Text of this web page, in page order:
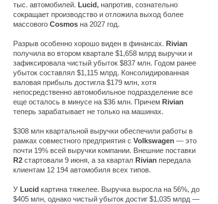
тыс. автомобилей. Lucid, напротив, сознательно
сокращает производство и отложила выход более
массового Cosmos на 2027 год.
Разрыв особенно хорошо виден в финансах. Rivian
получила во втором квартале $1,658 млрд выручки и
зафиксировала чистый убыток $837 млн. Годом ранее
убыток составлял $1,115 млрд. Консолидированная
валовая прибыль достигла $179 млн, хотя
непосредственно автомобильное подразделение все
еще осталось в минусе на $36 млн. Причем Rivian
теперь зарабатывает не только на машинах.
$308 млн квартальной выручки обеспечили работы в
рамках совместного предприятия с Volkswagen — это
почти 19% всей выручки компании. Внешние поставки
R2 стартовали 9 июня, а за квартал Rivian передала
клиентам 12 194 автомобиля всех типов.
У Lucid картина тяжелее. Выручка выросла на 56%, до
$405 млн, однако чистый убыток достиг $1,035 млрд —